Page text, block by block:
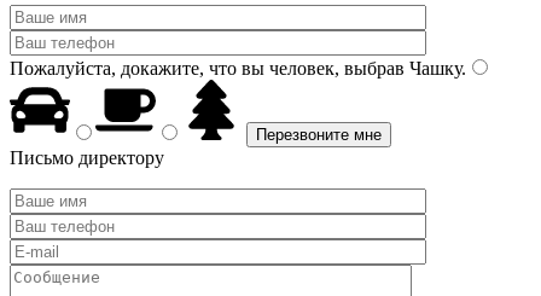
Пожалуйста, докажите, что вы человек, выбрав Чашку.
Письмо директору